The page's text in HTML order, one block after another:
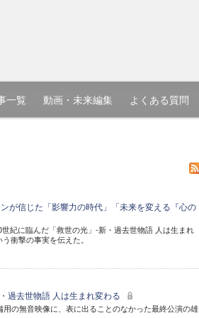
一覧 動画・未来編集 よくある質問
が信じた「影響力の時代」「未来を変える『心の
紀に臨んだ「救世の光」-新・過去世物語 人は生まれ
衝撃の事実を伝えた。
過去世物語 人は生まれ変わる
の無音映像に、表に出ることのなかった最終公演の雄